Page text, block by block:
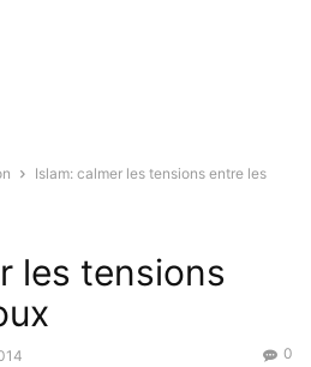
Islam: calmer les tensions entre les
les tensions
0